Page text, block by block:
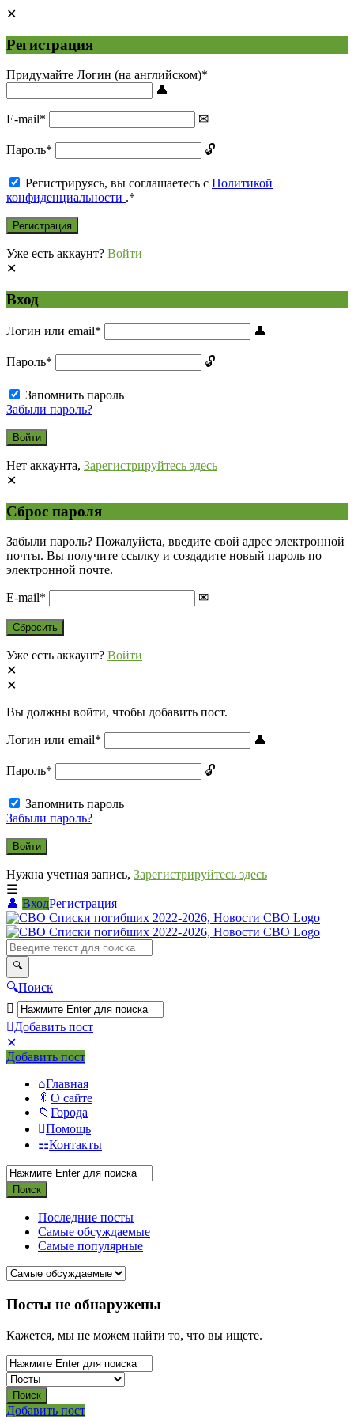
Регистрация
Придумайте Логин (на английском)*
E-mail*
Пароль*
Регистрируясь, вы соглашаетесь с Политикой
конфиденциальности .*
Уже есть аккаунт? Войти
Вход
Логин или email*
Пароль*
Запомнить пароль
Забыли пароль?
Нет аккаунта, Зарегистрируйтесь здесь
Сброс пароля
Забыли пароль? Пожалуйста, введите свой адрес электронной
почты. Вы получите ссылку и создадите новый пароль по
электронной почте.
E-mail*
Уже есть аккаунт? Войти
Вы должны войти, чтобы добавить пост.
Логин или email*
Пароль*
Запомнить пароль
Забыли пароль?
Нужна учетная запись, Зарегистрируйтесь здесь
ВходРегистрация
СВО
Списки
погибших
2022-
2026,
Новости
СВО
Поиск
Добавить пост
Мобильное
меню
Добавить пост
Главная
О сайте
Города
Помощь
Контакты
Последние посты
Самые обсуждаемые
Самые популярные
СВО
Списки
погибших
2022-
2026,
Новости
Посты не обнаружены
Кажется, мы не можем найти то, что вы ищете.
Боковая
Добавить пост